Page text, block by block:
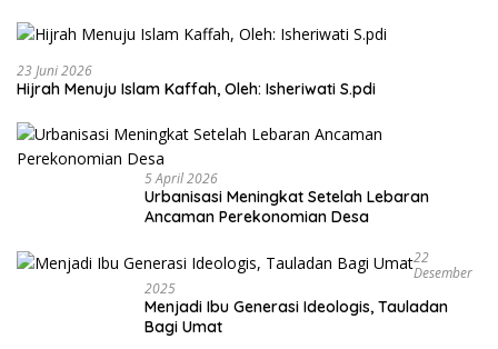
23 Juni 2026
Hijrah Menuju Islam Kaffah, Oleh: Isheriwati S.pdi
5 April 2026
Urbanisasi Meningkat Setelah Lebaran
Ancaman Perekonomian Desa
22
Desember
2025
Menjadi Ibu Generasi Ideologis, Tauladan
Bagi Umat